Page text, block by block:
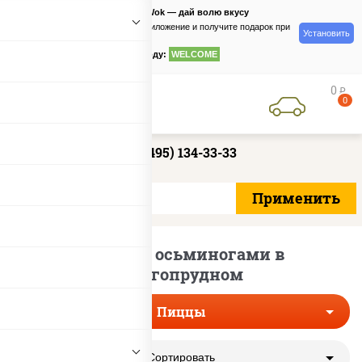
PizzaSushiWok — дай волю вкусу
Скачайте приложение и получите подарок при
по промокоду: WELCOME
Установить
0 руб
0
+7 (495) 134-33-33
Пиццы с осьминогами в
Долгопрудном
Пиццы
Сортировать